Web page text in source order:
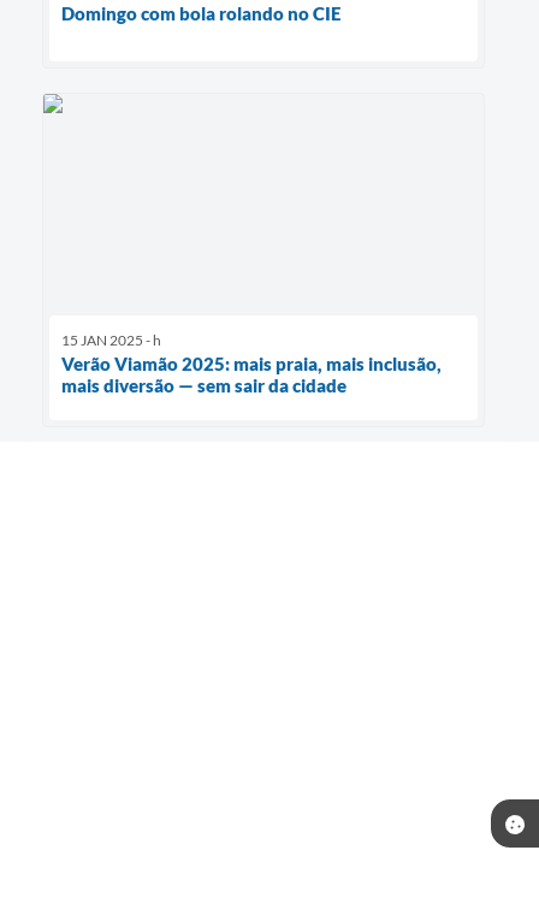
Domingo com bola rolando no CIE
15 JAN 2025 - h
Verão Viamão 2025: mais praia, mais inclusão,
mais diversão — sem sair da cidade